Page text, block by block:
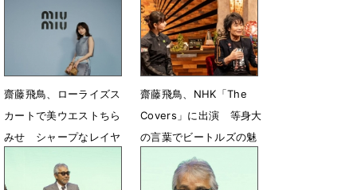
5月25日 06時52分
ペットに登場
5月25日 06時46分
齋藤飛鳥、ローライズス
カートで美ウエストちら
みせ シャープなレイヤ
5月16日 17時46分
齋藤飛鳥、NHK「The
Covers」に出演 等身大
の言葉でビートルズの魅
力を語る
11月7日 17時00分